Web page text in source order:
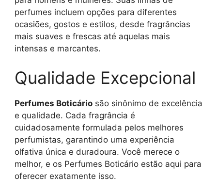
perfumes incluem opções para diferentes
ocasiões, gostos e estilos, desde fragrâncias
mais suaves e frescas até aquelas mais
intensas e marcantes.
Qualidade Excepcional
Perfumes Boticário são sinônimo de excelência
e qualidade. Cada fragrância é
cuidadosamente formulada pelos melhores
perfumistas, garantindo uma experiência
olfativa única e duradoura. Você merece o
melhor, e os Perfumes Boticário estão aqui para
oferecer exatamente isso.